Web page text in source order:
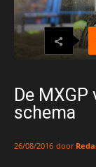
De
schema
26/08/2016 door